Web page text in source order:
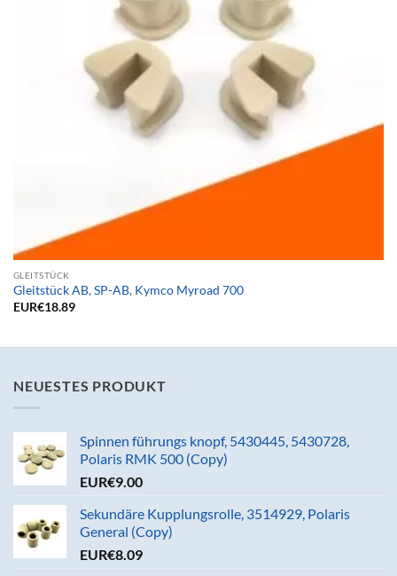
GLEITSTÜCK
Gleitstück AB, SP-AB, Kymco Myroad 700
EUR€18.89
NEUESTES PRODUKT
Spinnen führungs knopf, 5430445, 5430728,
Polaris RMK 500 (Copy)
EUR€9.00
Sekundäre Kupplungsrolle, 3514929, Polaris
General (Copy)
EUR€8.09